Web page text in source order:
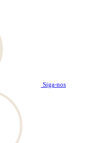
Siga-nos